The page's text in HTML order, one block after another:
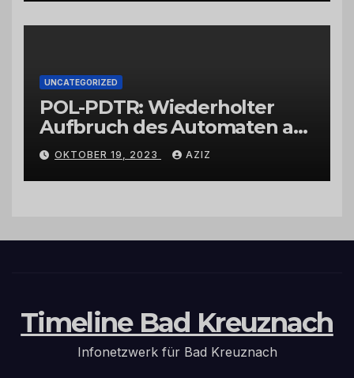
UNCATEGORIZED
POL-PDTR: Wiederholter
Aufbruch des Automaten am
Wohnmobilstellplatz in
Hermeskeil am Labachweg
OKTOBER 19, 2023 AZIZ
Timeline Bad Kreuznach
Infonetzwerk für Bad Kreuznach